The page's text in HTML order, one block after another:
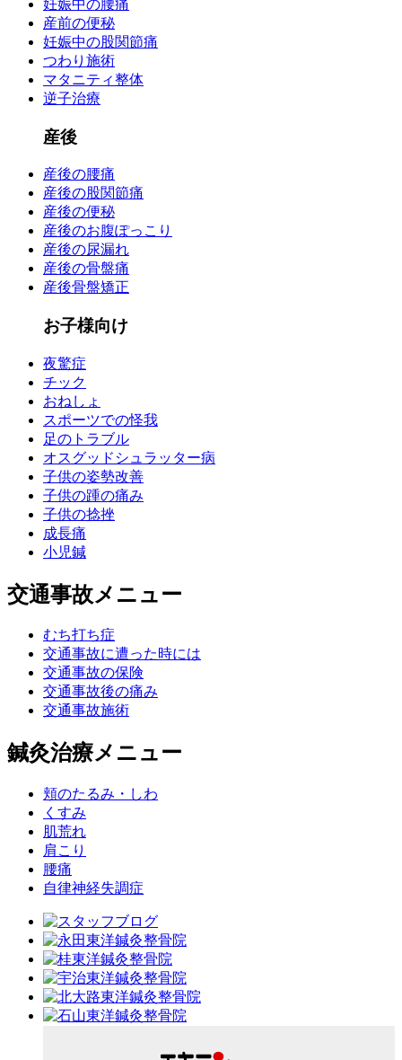
妊娠中の腰痛
産前の便秘
妊娠中の股関節痛
つわり施術
マタニティ整体
逆子治療
産後
産後の腰痛
産後の股関節痛
産後の便秘
産後のお腹ぽっこり
産後の尿漏れ
産後の骨盤痛
産後骨盤矯正
お子様向け
夜驚症
チック
おねしょ
スポーツでの怪我
足のトラブル
オスグッドシュラッター病
子供の姿勢改善
子供の踵の痛み
子供の捻挫
成長痛
小児鍼
交通事故メニュー
むち打ち症
交通事故に遭った時には
交通事故の保険
交通事故後の痛み
交通事故施術
鍼灸治療メニュー
頬のたるみ・しわ
くすみ
肌荒れ
肩こり
腰痛
自律神経失調症